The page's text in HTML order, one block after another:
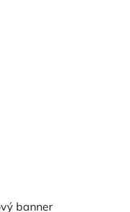
banner